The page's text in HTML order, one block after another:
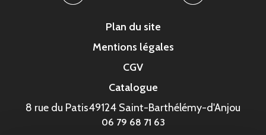
Plan du site
Mentions légales
CGV
Catalogue
8 rue du Patis49124 Saint-Barthélémy-d'Anjou
06 79 68 71 63